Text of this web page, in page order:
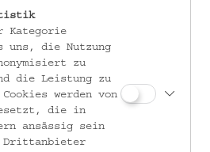
Kategorie
uns, die Nutzung
zu
die Leistung zu
werden von
die in
ansässig sein
Drittanbieter